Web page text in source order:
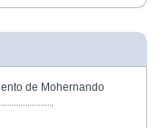
de Mohernando